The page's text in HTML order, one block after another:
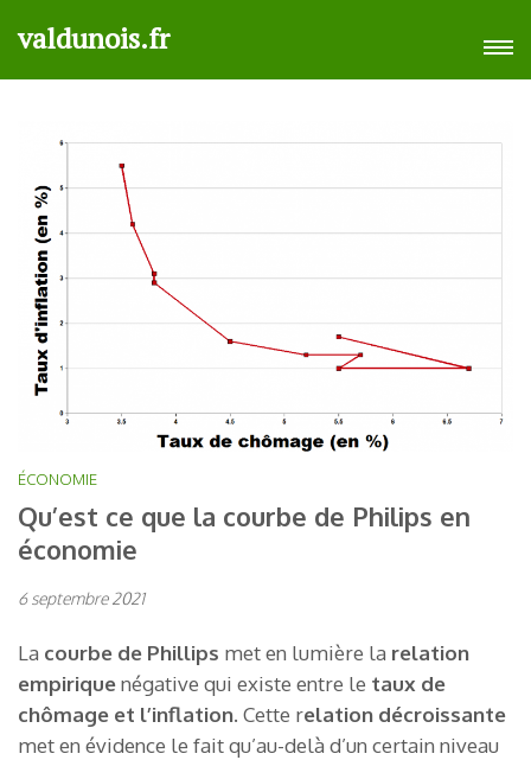
au
contenu
Entrée)
valdunois.fr
ÉCONOMIE
Qu’est ce que la courbe de Philips en
économie
6 septembre 2021
La courbe de Phillips met en lumière la relation
empiriquenégative qui existe entre le taux de
chômage et l’inflation. Cette relation décroissante
met en évidence le fait qu’au-delà d’un certain niveau